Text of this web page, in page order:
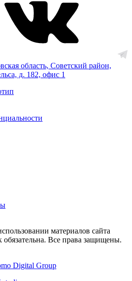
область, Советский район,
д. 182, офис 1
материалов сайта
обязательна. Все права защищены.
Digital Group